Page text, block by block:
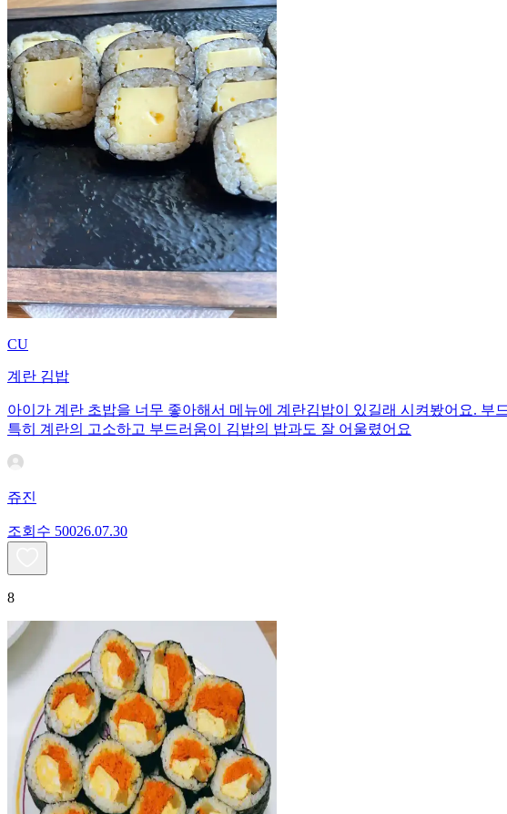
CU
계란 김밥
아이가 계란 초밥을 너무 좋아해서 메뉴에 계란김밥이 있길래 시켜봤어요.
특히 계란의 고소하고 부드러움이 김밥의 밥과도 잘 어울렸어요
쥬진
조회수 50026.07.30
8